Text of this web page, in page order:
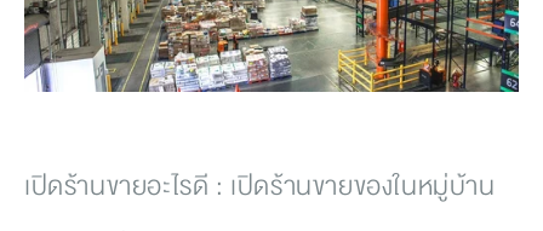
เปิดร้านขายอะไรดี : เปิดร้านขายของในหมู่บ้าน